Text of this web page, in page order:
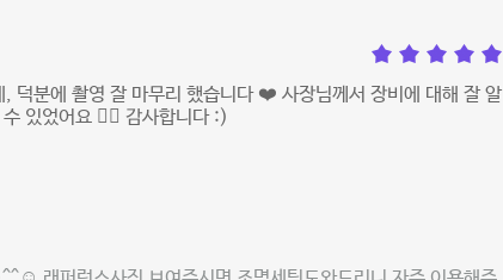
덕분에 촬영 잘 마무리 했습니다 ❤️ 사장님께서 장비에 대해 잘 알
있었어요 👍🏻 감사합니다 :)